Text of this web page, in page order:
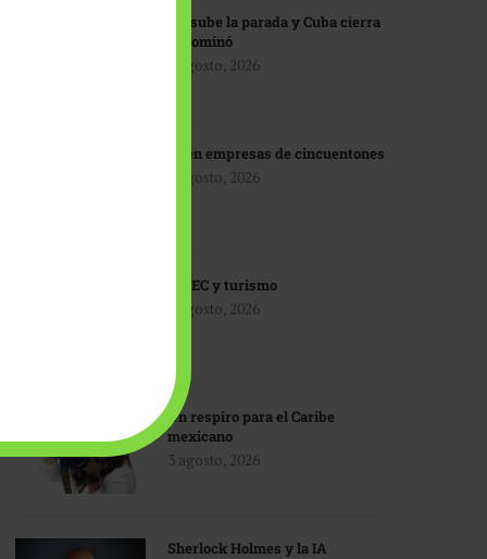
EU sube la parada y Cuba cierra
el dominó
3 agosto, 2026
IA en empresas de cincuentones
3 agosto, 2026
TMEC y turismo
3 agosto, 2026
Un respiro para el Caribe
mexicano
3 agosto, 2026
Sherlock Holmes y la IA